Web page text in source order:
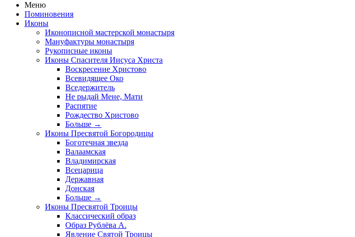
Меню
Поминовения
Иконы
Иконописной мастерской монастыря
Мануфактуры монастыря
Рукописные иконы
Иконы Спасителя Иисуса Христа
Воскресение Христово
Всевидящее Око
Вседержитель
Не рыдай Мене, Мати
Распятие
Рождество Христово
Больше →
Иконы Пресвятой Богородицы
Боготечная звезда
Валаамская
Владимирская
Всецарица
Державная
Донская
Больше →
Иконы Пресвятой Троицы
Классический образ
Образ Рублёва А.
Явление Святой Троицы